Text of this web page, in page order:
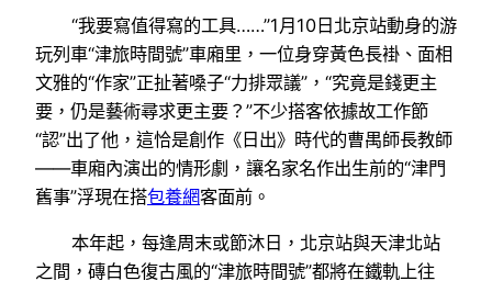
“我要寫值得寫的工具……”1月10日北京站動身的游
玩列車“津旅時間號”車廂里，一位身穿黃色長褂、面相
文雅的“作家”正扯著嗓子“力排眾議”，“究竟是錢更主
要，仍是藝術尋求更主要？”不少搭客依據故工作節
“認”出了他，這恰是創作《日出》時代的曹禺師長教師
——車廂內演出的情形劇，讓名家名作出生前的“津門
舊事”浮現在搭包養網客面前。
本年起，每逢周末或節沐日，北京站與天津北站
之間，磚白色復古風的“津旅時間號”都將在鐵軌上往